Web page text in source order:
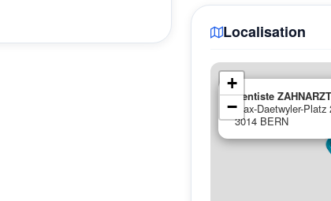
Localisation
Dentiste
Max-Daetwyler-Platz
3014 BERN
+
−